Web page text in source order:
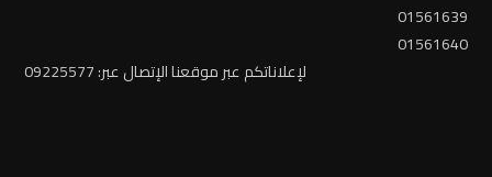
01561639
01561640
لإعلاناتكم عبر موقعنا الإتصال عبر: 09225577